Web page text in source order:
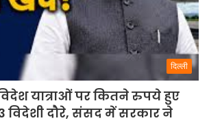
दिल्ली
यात्राओं पर कितने रुपये हुए
विदेशी दौरे, संसद में सरकार ने